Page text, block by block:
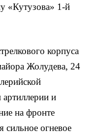
«Кутузова» 1-й
корпуса
Жолудева, 24
и
на фронте
сильное огневое